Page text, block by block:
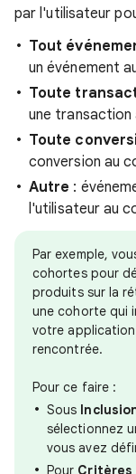
par l'utilisateur
Tout
un événement
Toute
une transaction
Toute
conversion au
Autre :
l'utilisateur au
Par exemple,
cohortes pour
produits sur la
une cohorte qui
votre
rencontrée.
Pour ce faire :
Sous
sélectionnez
vous avez
Pour Critères